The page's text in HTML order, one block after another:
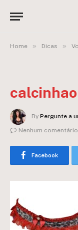
Home » Dicas »
By Pergunte a
Nenhum comentário
Facebook